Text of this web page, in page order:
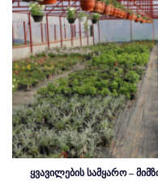
ყვავილების სამყარო –